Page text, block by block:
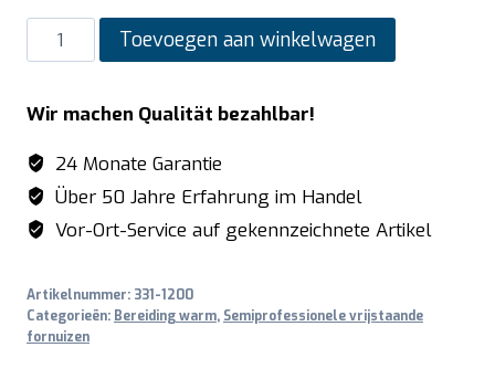
SARO
Semi-
inductieDoorkookplaat
model
TS95IND61X
zilver
aantal
Toevoegen aan winkelwagen
Wir machen Qualität bezahlbar!
24 Monate Garantie
Über 50 Jahre Erfahrung im Handel
Vor-Ort-Service auf gekennzeichnete Artikel
Artikelnummer: 331-1200
Categorieën: Bereiding warm, Semiprofessionele vrijstaande
fornuizen